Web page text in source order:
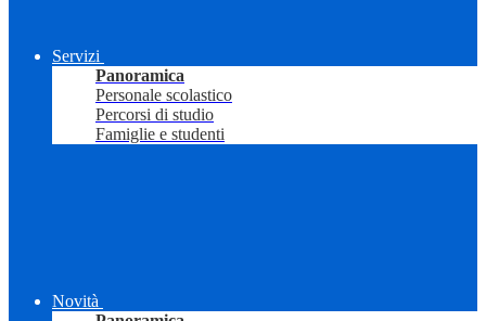
Servizi
Panoramica
Personale scolastico
Percorsi di studio
Famiglie e studenti
Novità